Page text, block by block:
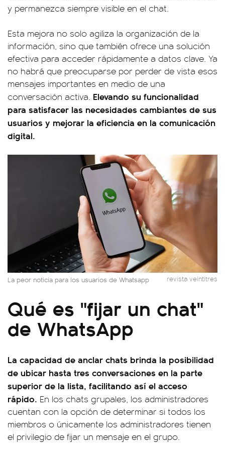
y permanezca siempre visible en el chat.
Esta mejora no solo agiliza la organización de la
información, sino que también ofrece una solución
efectiva para acceder rápidamente a datos clave. Ya
no habrá que preocuparse por perder de vista esos
mensajes importantes en medio de una
conversación activa. Elevando su funcionalidad
para satisfacer las necesidades cambiantes de sus
usuarios y mejorar la eficiencia en la comunicación
digital.
La peor noticia para los usuarios de Whatsapp revista veintitres
Qué es "fijar un chat"
de WhatsApp
La capacidad de anclar chats brinda la posibilidad
de ubicar hasta tres conversaciones en la parte
superior de la lista, facilitando así el acceso
rápido. En los chats grupales, los administradores
cuentan con la opción de determinar si todos los
miembros o únicamente los administradores tienen
el privilegio de fijar un mensaje en el grupo.